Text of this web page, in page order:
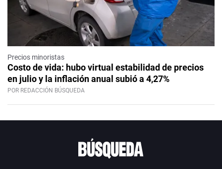
Precios minoristas
Costo de vida: hubo virtual estabilidad de precios
en julio y la inflación anual subió a 4,27%
POR REDACCIÓN BÚSQUEDA